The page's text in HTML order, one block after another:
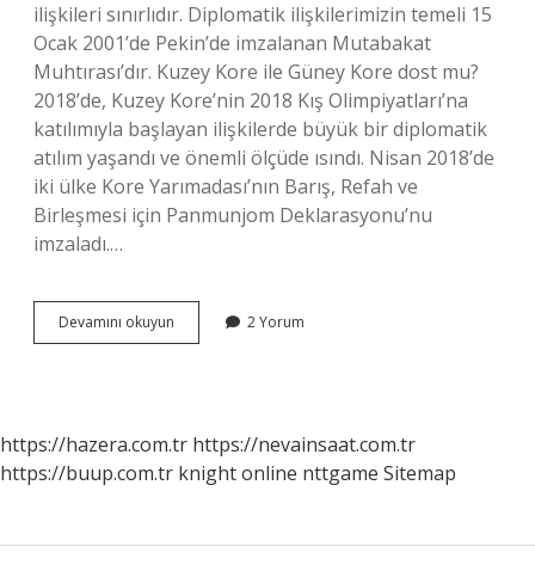
ilişkileri sınırlıdır. Diplomatik ilişkilerimizin temeli 15
Ocak 2001’de Pekin’de imzalanan Mutabakat
Muhtırası’dır. Kuzey Kore ile Güney Kore dost mu?
2018’de, Kuzey Kore’nin 2018 Kış Olimpiyatları’na
katılımıyla başlayan ilişkilerde büyük bir diplomatik
atılım yaşandı ve önemli ölçüde ısındı. Nisan 2018’de
iki ülke Kore Yarımadası’nın Barış, Refah ve
Birleşmesi için Panmunjom Deklarasyonu’nu
imzaladı.…
Devamını okuyun
Kore
2 Yorum
https://hazera.com.tr https://nevainsaat.com.tr
https://buup.com.tr knight online nttgame Sitemap